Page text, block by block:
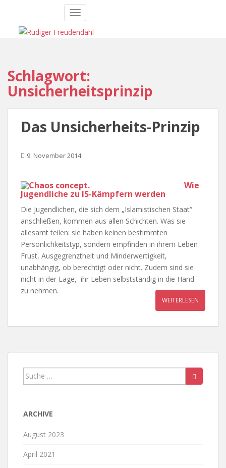
TOGGLE NAVIGATION
Schlagwort:
Unsicherheitsprinzip
Das Unsicherheits-Prinzip
9. November 2014
Wie
Jugendliche zu IS-Kämpfern werden
Die Jugendlichen, die sich dem „Islamistischen Staat“
anschließen, kommen aus allen Schichten. Was sie
allesamt teilen: sie haben keinen bestimmten
Persönlichkeitstyp, sondern empfinden in ihrem Leben
Frust, Ausgegrenztheit und Minderwertigkeit,
unabhängig, ob berechtigt oder nicht. Zudem sind sie
nicht in der Lage, ihr Leben selbstständig in die Hand
zu nehmen.
WEITERLESEN
Suche
nach:
ARCHIVE
August 2023
April 2021